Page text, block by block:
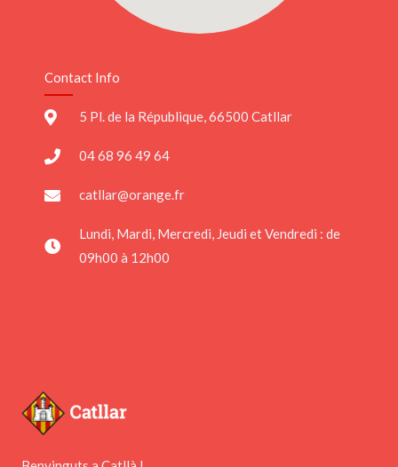
Contact Info
5 Pl. de la République, 66500 Catllar
04 68 96 49 64
catllar@orange.fr
Lundi, Mardi, Mercredi, Jeudi et Vendredi : de
09h00 à 12h00